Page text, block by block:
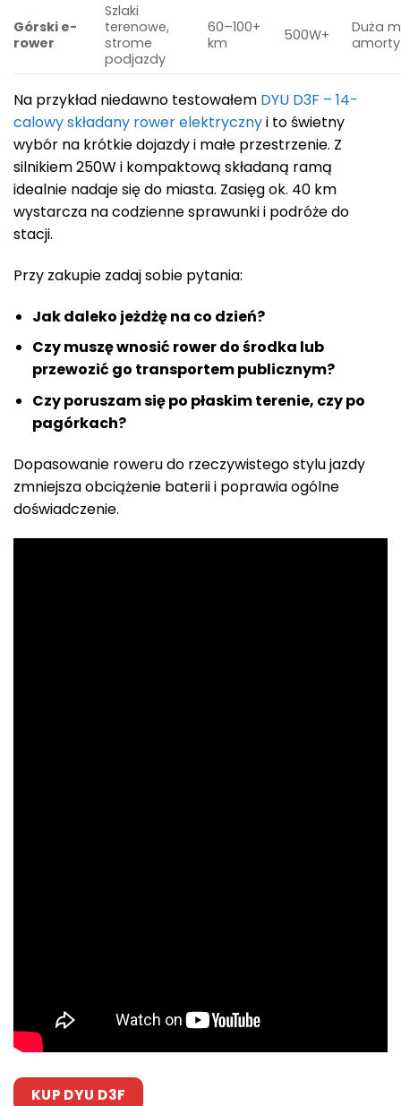
Górski e-
rower
Szlaki
terenowe,
strome
podjazdy
60–100+
km
500W+
Duża
Na przykład niedawno testowałem DYU D3F – 14-
calowy składany rower elektrycznyi to świetny
wybór na krótkie dojazdy i małe przestrzenie. Z
silnikiem 250W i kompaktową składaną ramą
idealnie nadaje się do miasta. Zasięg ok. 40 km
wystarcza na codzienne sprawunki i podróże do
stacji.
Przy zakupie zadaj sobie pytania:
Jak daleko jeżdżę na co dzień?
Czy muszę wnosić rower do środka lub
przewozić go transportem publicznym?
Czy poruszam się po płaskim terenie, czy po
pagórkach?
Dopasowanie roweru do rzeczywistego stylu jazdy
zmniejsza obciążenie baterii i poprawia ogólne
doświadczenie.
KUP DYU D3F